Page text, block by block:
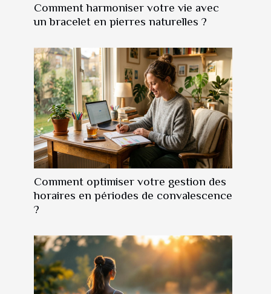
Comment harmoniser votre vie avec
un bracelet en pierres naturelles ?
Comment optimiser votre gestion des
horaires en périodes de convalescence
?